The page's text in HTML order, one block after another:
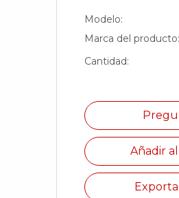
Modelo:
Marca del producto:
Cantidad:
Añadir